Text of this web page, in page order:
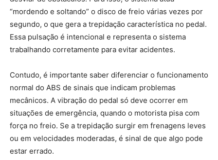
“mordendo e soltando” o disco de freio várias vezes por
segundo, o que gera a trepidação característica no pedal.
Essa pulsação é intencional e representa o sistema
trabalhando corretamente para evitar acidentes.
Contudo, é importante saber diferenciar o funcionamento
normal do ABS de sinais que indicam problemas
mecânicos. A vibração do pedal só deve ocorrer em
situações de emergência, quando o motorista pisa com
força no freio. Se a trepidação surgir em frenagens leves
ou em velocidades moderadas, é sinal de que algo pode
estar errado.